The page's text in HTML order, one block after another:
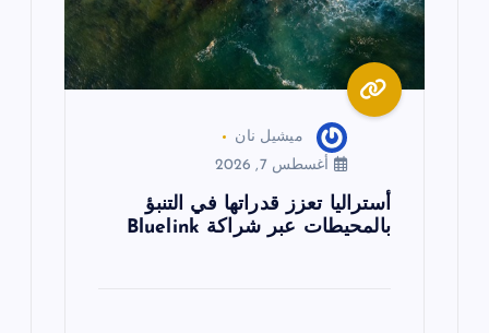
ميشيل نان
أغسطس 7, 2026
أستراليا تعزز قدراتها في التنبؤ
بالمحيطات عبر شراكة Bluelink